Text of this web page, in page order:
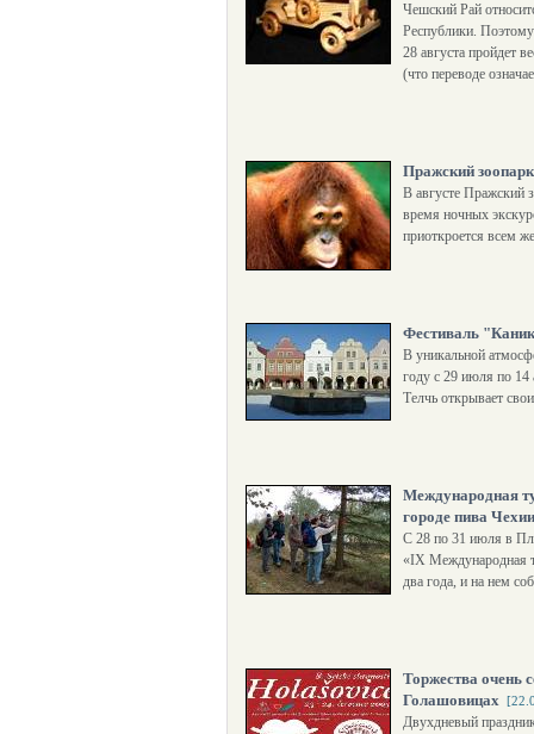
Чешский Рай
Республики.
28 августа пройдет
(что переводе
Пражский
В августе Пражский
время ночных
приоткроется всем
Фестиваль
В уникальной
году с 29 июля по 14
Телчь открывает
Международная
городе пива Чехии
С 28 по 31 июля в
«IX Международная
два года, и на нем
Торжества очень
Голашовицах
Двухдневый